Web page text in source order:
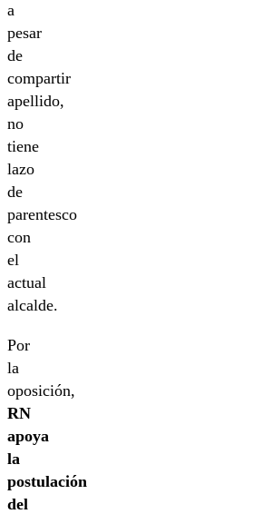
a
pesar
de
compartir
apellido,
no
tiene
lazo
de
parentesco
con
el
actual
alcalde.
Por
la
oposición,
RN
apoya
la
postulación
del